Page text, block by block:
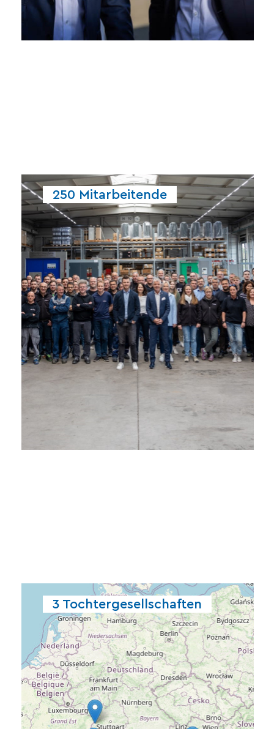
250 Mitarbeitende
An unseren Standorten sind
täglich rund 250 engagierte und
kompetente Mitarbeiterinnen und
Mitarbeiter für Sie im Einsatz.
3 Tochtergesellschaften
vertreten, wobei wir in jedem Land
die individuellen Anforderungen
berücksichtigen und
dementsprechend unsere
Lösungen und Produkte an die
jeweiligen nationalen
Anforderungen anpassen und
dabei stets die entsprechenden